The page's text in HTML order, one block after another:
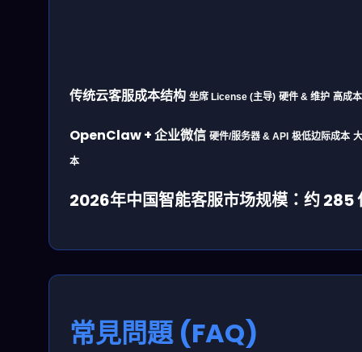
传统云客服成本结构 坐席 License (主导) 硬件 & 维护 高成本
OpenClaw + 企业微信 硬件/服务器 & API 极低边际成本
本
2026年中国智能客服市场规模：约 285
常見問題 (FAQ)